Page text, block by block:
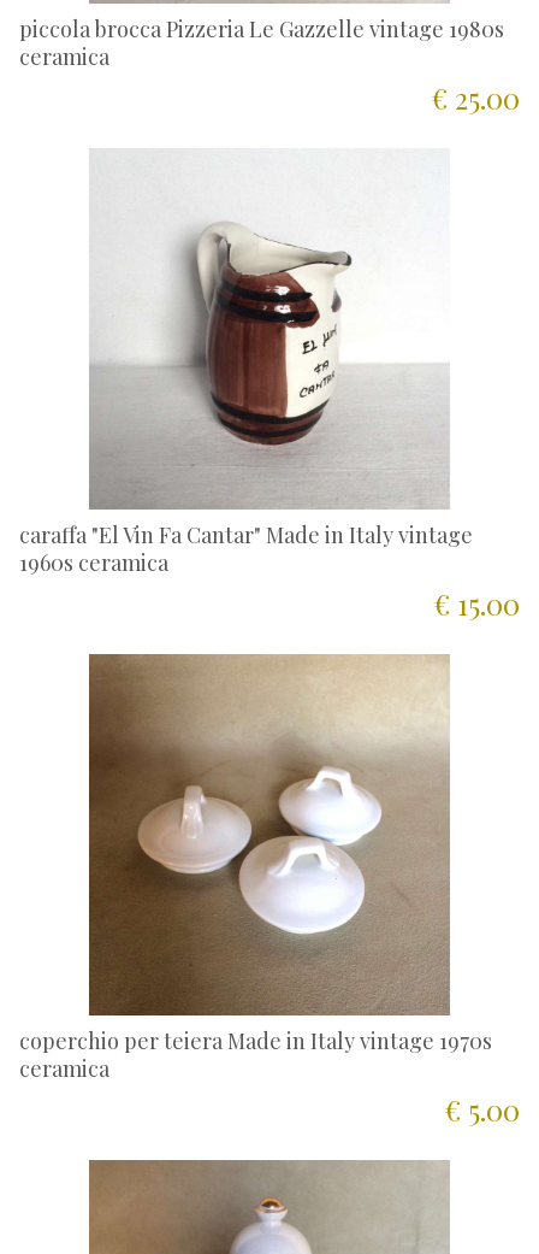
piccola brocca Pizzeria Le Gazzelle vintage 1980s
ceramica
€ 25.00
caraffa "El Vin Fa Cantar" Made in Italy vintage
1960s ceramica
€ 15.00
coperchio per teiera Made in Italy vintage 1970s
ceramica
€ 5.00